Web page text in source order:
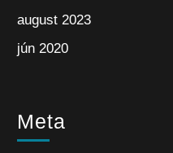
august 2023
jún 2020
Meta